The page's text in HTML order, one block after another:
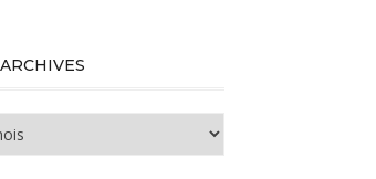
ARCHIVES